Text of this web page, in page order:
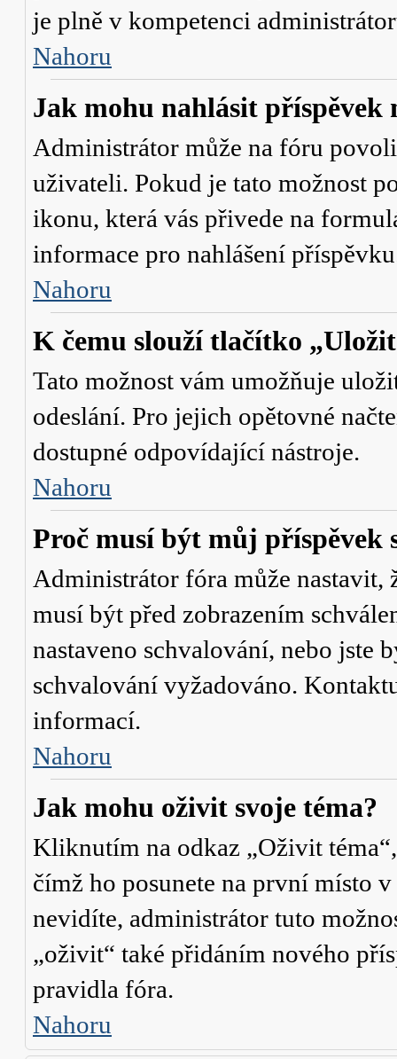
je plně v kompetenci
Nahoru
Jak mohu nahlásit příspěvek
Administrátor může na fóru
uživateli. Pokud je tato možnost
ikonu, která vás přivede na
informace pro nahlášení
Nahoru
K čemu slouží tlačítko
Tato možnost vám umožňuje
odeslání. Pro jejich opětovné
dostupné odpovídající nástroje.
Nahoru
Proč musí být můj příspěvek
Administrátor fóra může nastavit,
musí být před zobrazením
nastaveno schvalování, nebo jste
schvalování vyžadováno.
informací.
Nahoru
Jak mohu oživit svoje téma?
Kliknutím na odkaz „Oživit
čímž ho posunete na první místo
nevidíte, administrátor tuto
„oživit“ také přidáním nového
pravidla fóra.
Nahoru